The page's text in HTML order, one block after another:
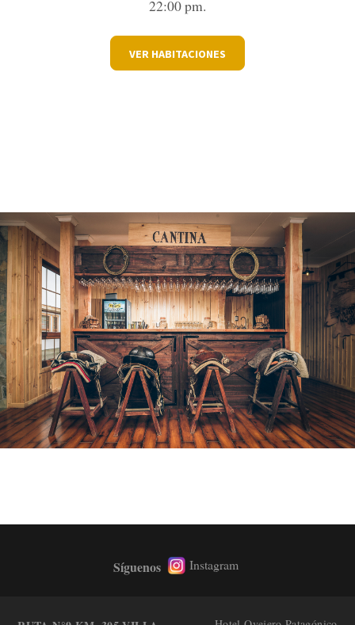
22:00 pm.
VER HABITACIONES
Síguenos Instagram